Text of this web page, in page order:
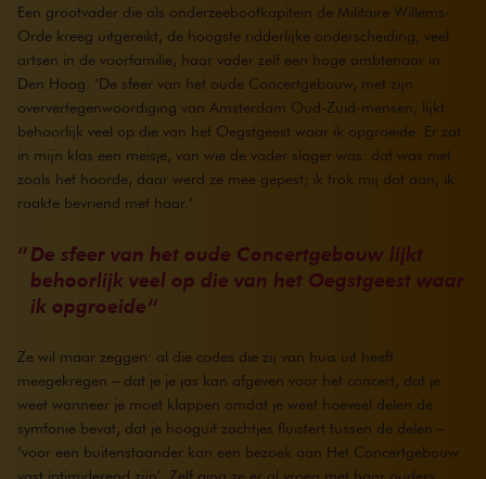
Een grootvader die als onderzeebootkapitein de Militaire Willems-
Orde kreeg uitgereikt, de hoogste ridderlijke onderscheiding, veel
artsen in de voorfamilie, haar vader zelf een hoge ambtenaar in
Den Haag. ‘De sfeer van het oude Concertgebouw, met zijn
oververtegenwoordiging van Amsterdam Oud-Zuid-mensen, lijkt
behoorlijk veel op die van het Oegstgeest waar ik opgroeide. Er zat
in mijn klas een meisje, van wie de vader slager was: dat was niet
zoals het hoorde, daar werd ze mee gepest; ik trok mij dat aan, ik
raakte bevriend met haar.’
De sfeer van het oude Concertgebouw lijkt
behoorlijk veel op die van het Oegstgeest waar
ik opgroeide
Ze wil maar zeggen: al die codes die zij van huis uit heeft
meegekregen – dat je je jas kan afgeven voor het concert, dat je
weet wanneer je moet klappen omdat je weet hoeveel delen de
symfonie bevat, dat je hooguit zachtjes fluistert tussen de delen –
‘voor een buitenstaander kan een bezoek aan Het Concertgebouw
vast intimiderend zijn’. Zelf ging ze er al vroeg met haar ouders